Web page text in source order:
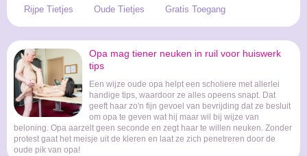
Rijpe Tietjes
Oude Tietjes Gratis Toegang
Opa mag tiener neuken in ruil voor huiswerk
tips
Een wijze oude opa helpt een scholiere met allerlei
handige tips, waardoor ze alles opeens snapt. Dat
geeft haar zo'n fijn gevoel van bevrijding dat ze besluit
om opa te geven wat hij maar wil bij wijze van
beloning. Opa aarzelt geen seconde en zegt haar te willen neuken. Zonder
protest gaat het meisje uit de kleren en laat ze zich penetreren door de
oude pik van opa!